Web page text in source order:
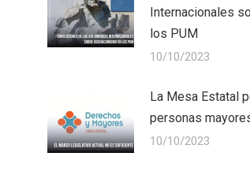
Internacionales
los PUM
10/10/2023
La Mesa Estatal
personas
10/10/2023